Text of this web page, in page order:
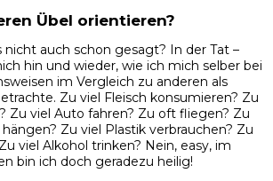
Übel orientieren?
nicht auch schon gesagt? In der Tat –
hin und wieder, wie ich mich selber bei
im Vergleich zu anderen als
Zu viel Fleisch konsumieren? Zu
Zu viel Auto fahren? Zu oft fliegen? Zu
Zu viel Plastik verbrauchen? Zu
viel Alkohol trinken? Nein, easy, im
bin ich doch geradezu heilig!